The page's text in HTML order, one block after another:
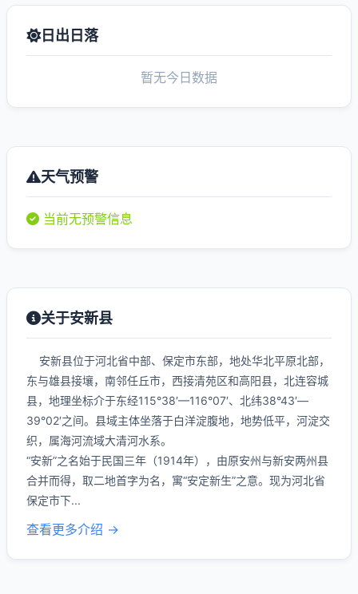
日出日落
暂无今日数据
天气预警
当前无预警信息
关于安新县
安新县位于河北省中部、保定市东部，地处华北平原北部，
东与雄县接壤，南邻任丘市，西接清苑区和高阳县，北连容城
县，地理坐标介于东经115°38′—116°07′、北纬38°43′—
39°02′之间。县域主体坐落于白洋淀腹地，地势低平，河淀交
织，属海河流域大清河水系。
“安新”之名始于民国三年（1914年），由原安州与新安两州县
合并而得，取二地首字为名，寓“安定新生”之意。现为河北省
保定市下...
查看更多介绍 →